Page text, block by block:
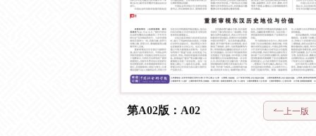
第A02版：A02 上一版